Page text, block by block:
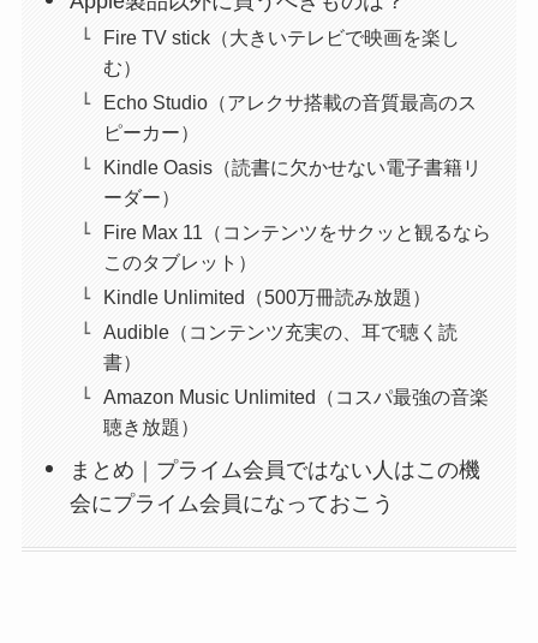
Fire TV stick（大きいテレビで映画を楽し
む）
Echo Studio（アレクサ搭載の音質最高のス
ピーカー）
Kindle Oasis（読書に欠かせない電子書籍リ
ーダー）
Fire Max 11（コンテンツをサクッと観るなら
このタブレット）
Kindle Unlimited（500万冊読み放題）
Audible（コンテンツ充実の、耳で聴く読
書）
Amazon Music Unlimited（コスパ最強の音楽
聴き放題）
まとめ｜プライム会員ではない人はこの機
会にプライム会員になっておこう